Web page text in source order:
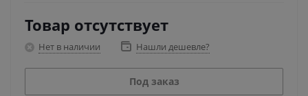
Товар отсутствует
Нет в наличии Нашли дешевле?
Под заказ